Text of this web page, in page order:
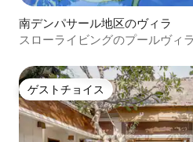
南デンパサール地区のヴィラ
スローライビングのプールヴィ
ゲストチョイス
ゲストチョイス